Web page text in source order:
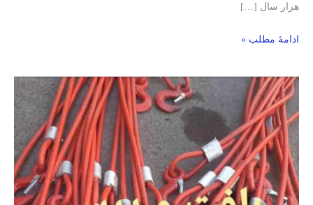
هزار سال […]
ادامۀ مطلب »
بافت
سیم
بکسل-
پرس
بوش
سیم
بکسل-